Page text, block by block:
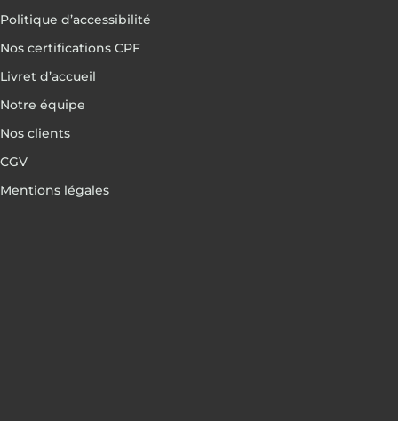
Politique d’accessibilité
Nos certifications CPF
Livret d’accueil
Notre équipe
Nos clients
CGV
Mentions légales